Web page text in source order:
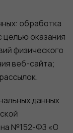
обработка
целью оказания
физического
веб-сайта;
данных
№152-ФЗ «О